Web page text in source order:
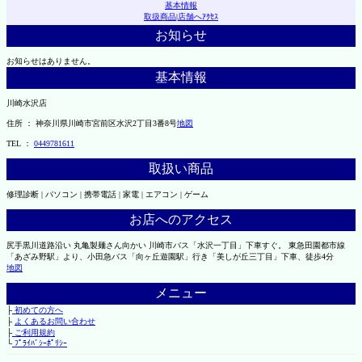
基本情報
取扱商品|店舗へｱｸｾｽ
お知らせ
お知らせはありません。
基本情報
川崎水沢店
住所 ： 神奈川県川崎市宮前区水沢2丁目3番8号地図
TEL ： 0449781611
取扱い商品
修理診断 | パソコン | 携帯電話 | 家電 | エアコン | ゲーム
お店へのアクセス
尻手黒川道路沿い 丸亀製麺さん向かい 川崎市バス「水沢一丁目」下車すぐ。 東急田園都市線
「あざみ野駅」より、小田急バス「向ヶ丘遊園駅」行き「美しが丘三丁目」下車、徒歩4分
地図
メニュー
├初めての方へ
├ よくあるお問い合わせ
├ご利用規約
└ﾌﾟﾗｲﾊﾞｼｰﾎﾟﾘｼｰ